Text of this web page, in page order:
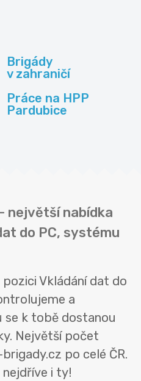
Brigády
v zahraničí
Práce na HPP
Pardubice
největší nabídka
do PC, systému
Vkládání dat do
a
se k tobě dostanou
Největší počet
po celé ČR.
i ty!